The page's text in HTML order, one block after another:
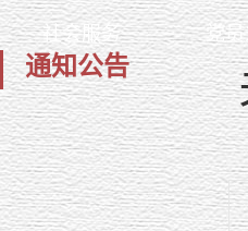
社会服务 党
通知公告